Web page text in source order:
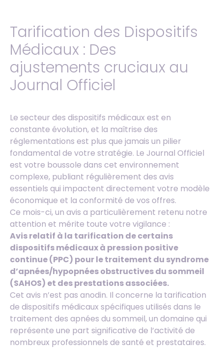
Tarification des Dispositifs
Médicaux : Des
ajustements cruciaux au
Journal Officiel
Le secteur des dispositifs médicaux est en
constante évolution, et la maîtrise des
réglementations est plus que jamais un pilier
fondamental de votre stratégie. Le Journal Officiel
est votre boussole dans cet environnement
complexe, publiant régulièrement des avis
essentiels qui impactent directement votre modèle
économique et la conformité de vos offres.
Ce mois-ci, un avis a particulièrement retenu notre
attention et mérite toute votre vigilance :
Avis relatif à la tarification de certains
dispositifs médicaux à pression positive
continue (PPC) pour le traitement du syndrome
d’apnées/hypopnées obstructives du sommeil
(SAHOS) et des prestations associées.
Cet avis n’est pas anodin. Il concerne la tarification
de dispositifs médicaux spécifiques utilisés dans le
traitement des apnées du sommeil, un domaine qui
représente une part significative de l’activité de
nombreux professionnels de santé et prestataires.